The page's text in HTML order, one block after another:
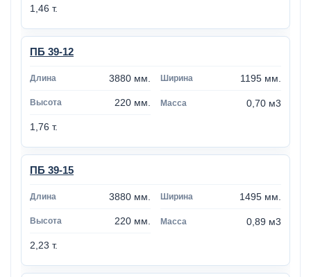
1,46 т.
ПБ 39-12
3880 мм. 1195 мм.
220 мм. 0,70 м3
1,76 т.
ПБ 39-15
3880 мм. 1495 мм.
220 мм. 0,89 м3
2,23 т.